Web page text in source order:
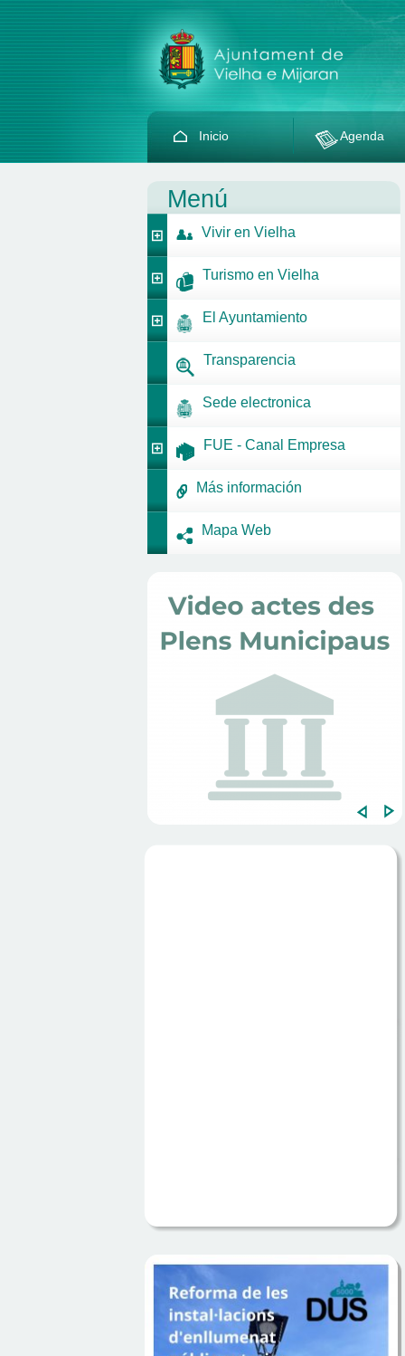
Inicio Agenda
Menú
Vivir en Vielha
Turismo en Vielha
El Ayuntamiento
Transparencia
Sede electronica
FUE - Canal Empresa
Más información
Mapa Web